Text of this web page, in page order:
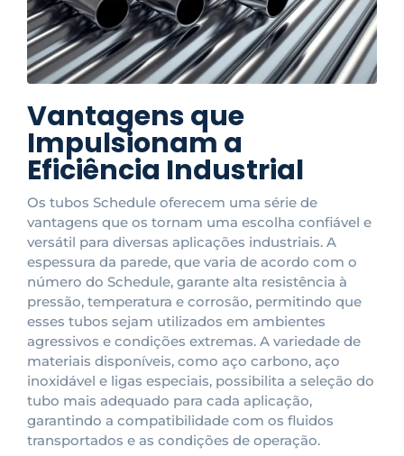
Vantagens que
Impulsionam a
Eficiência Industrial
Os tubos Schedule oferecem uma série de
vantagens que os tornam uma escolha confiável e
versátil para diversas aplicações industriais. A
espessura da parede, que varia de acordo com o
número do Schedule, garante alta resistência à
pressão, temperatura e corrosão, permitindo que
esses tubos sejam utilizados em ambientes
agressivos e condições extremas. A variedade de
materiais disponíveis, como aço carbono, aço
inoxidável e ligas especiais, possibilita a seleção do
tubo mais adequado para cada aplicação,
garantindo a compatibilidade com os fluidos
transportados e as condições de operação.